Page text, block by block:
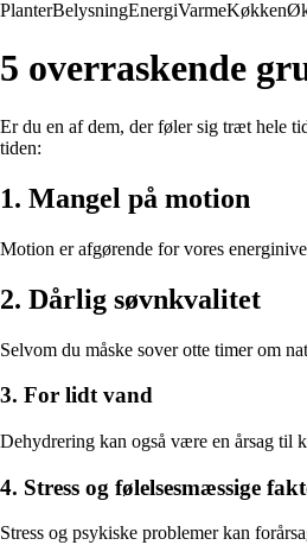
PlanterBelysningEnergiVarmeKøkken
5 overraskende
Er du en af dem, der føler sig træt hele
tiden:
1. Mangel på motion
Motion er afgørende for vores
2. Dårlig søvnkvalitet
Selvom du måske sover otte timer om
3. For lidt vand
Dehydrering kan også være en årsag til
4. Stress og følelsesmæssige
Stress og psykiske problemer kan